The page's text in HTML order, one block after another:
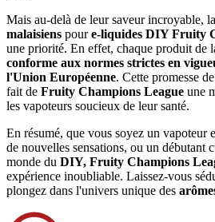
Mais au-delà de leur saveur incroyable,
malaisiens poure-liquides DIY Fruity
une priorité. En effet, chaque produit de
conforme aux normes strictes en
l'Union Européenne. Cette promesse
fait de Fruity Champions League une
les vapoteurs soucieux de leur santé.
En résumé, que vous soyez un vapoteur
de nouvelles sensations, ou un débutant
monde du DIY, Fruity Champions
expérience inoubliable. Laissez-vous
plongez dans l'univers unique des